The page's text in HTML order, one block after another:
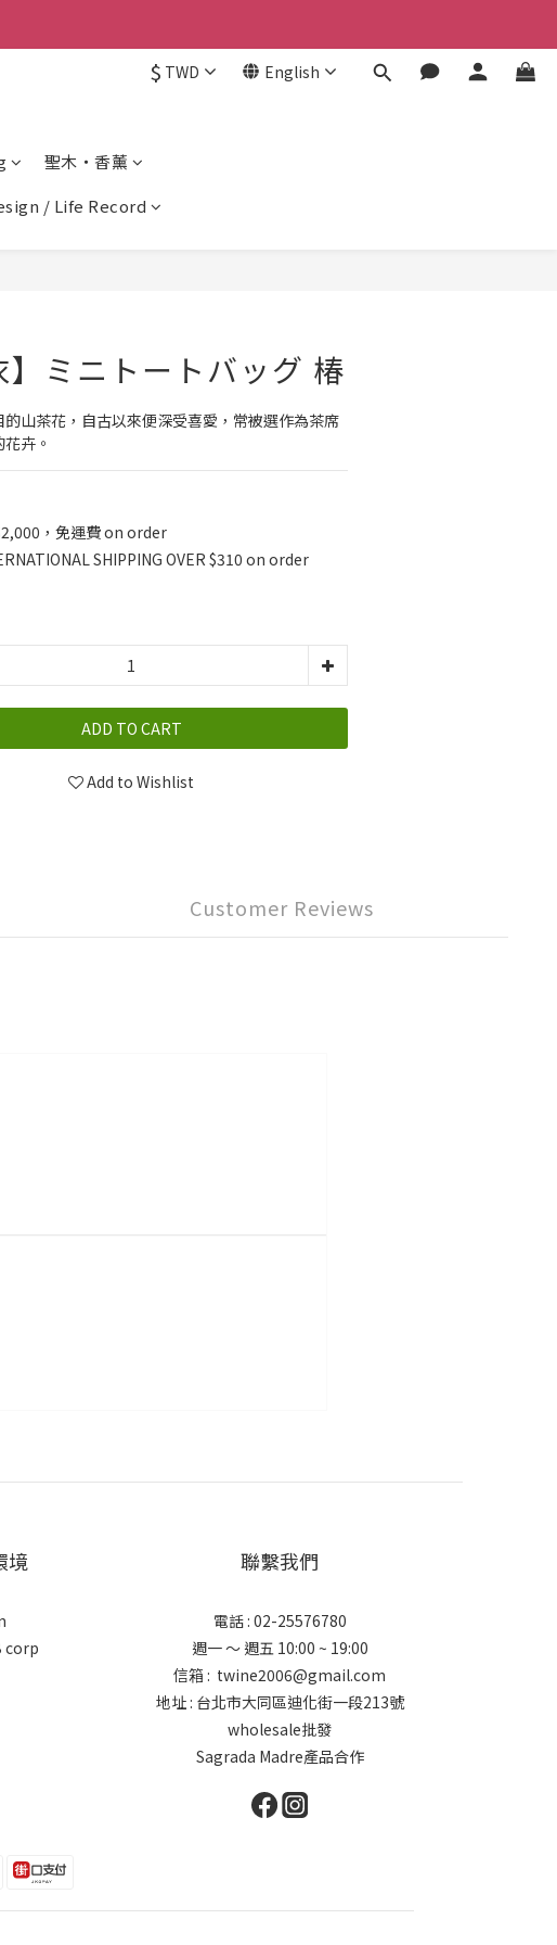
$ TWD English
聖木・香薰
/ Life Record
】ミニトートバッグ 椿
的山茶花，自古以來便深受喜愛，常被選作為茶席
卉。
，免運費 on order
SHIPPING OVER $310 on order
ADD TO CART
Add to Wishlist
Customer Reviews
境
corp
聯繫我們
電話 : 02-25576780
週一 ～ 週五 10:00 ~ 19:00
信箱 : twine2006@gmail.com
地址 : 台北市大同區迪化街一段213號
wholesale批發
Sagrada Madre產品合作